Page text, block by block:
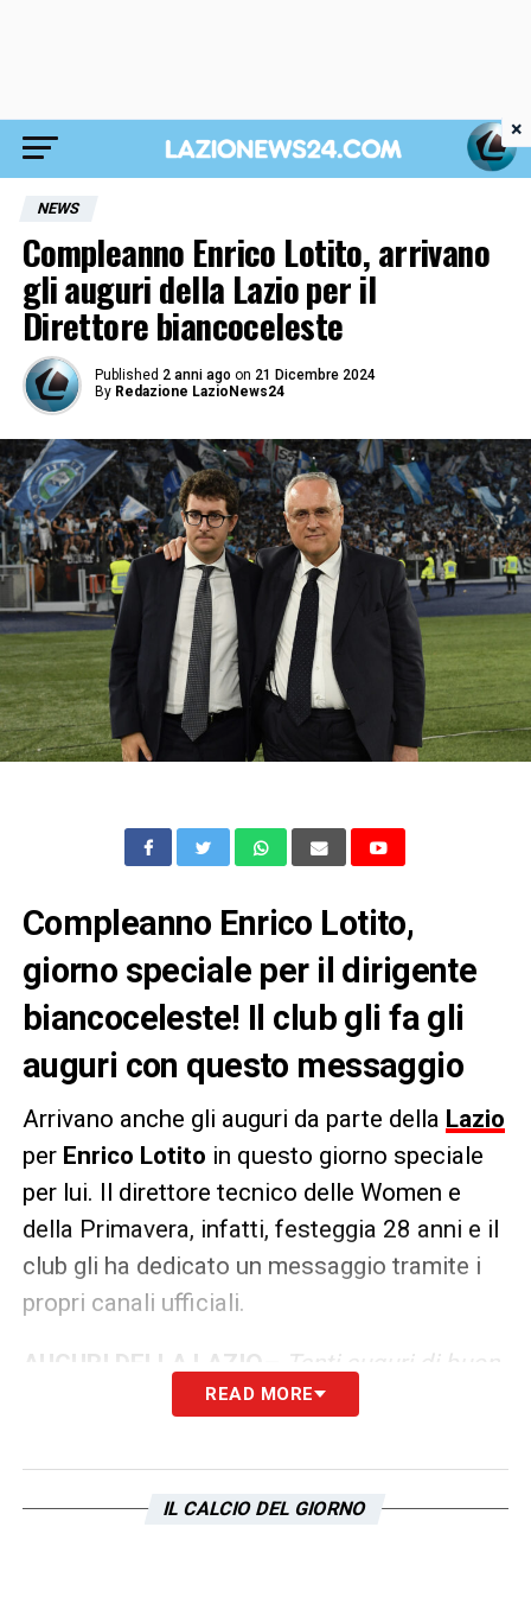
NEWS
Compleanno Enrico Lotito, arrivano
gli auguri della Lazio per il
Direttore biancoceleste
Published 2 anni ago on 21 Dicembre 2024
By Redazione LazioNews24
Compleanno Enrico Lotito,
giorno speciale per il dirigente
biancoceleste! Il club gli fa gli
auguri con questo messaggio
Arrivano anche gli auguri da parte della Lazio
per Enrico Lotito in questo giorno speciale
per lui. Il direttore tecnico delle Women e
della Primavera, infatti, festeggia 28 anni e il
club gli ha dedicato un messaggio tramite i
propri canali ufficiali.
AUGURI DELLA LAZIO
Tanti auguri di buon
compleanno a Enrico Lotito, Direttore
della Lazio Women, che oggi spegne 28
candeline.
READ MORE
IL CALCIO DEL GIORNO
×